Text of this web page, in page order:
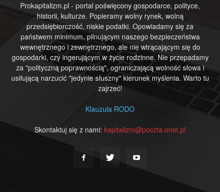
Prokapitalizm.pl - portal poświęcony gospodarce, polityce,
historii, kulturze. Popieramy wolny rynek, wolną
przedsiębiorczość, niskie podatki. Opowiadamy się za
państwem minimum, pilnującym naszego bezpieczeństwa
wewnętrznego i zewnętrznego, ale nie wtrącającym się do
gospodarki, czy ingerującym w życie rodzinne. Nie przepadamy
za "polityczną poprawnością", ograniczającą wolność słowa i
usiłującą narzucić "jedynie słuszny" kierunek myślenia. Warto tu
zajrzeć!
Klauzula RODO
Skontaktuj się z nami: kapitalizm@poczta.onet.pl